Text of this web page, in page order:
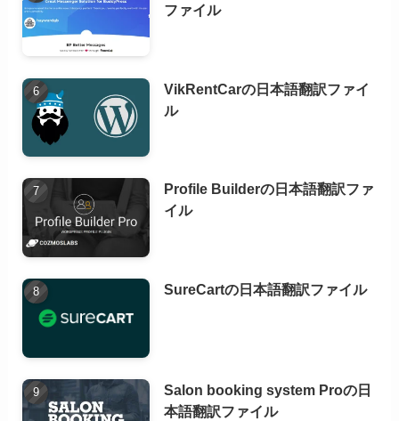
ファイル
VikRentCarの日本語翻訳ファイ
ル
Profile Builderの日本語翻訳ファ
イル
SureCartの日本語翻訳ファイル
Salon booking system Proの日
本語翻訳ファイル